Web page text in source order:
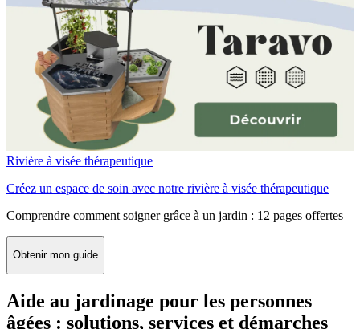
Rivière à visée thérapeutique
Créez un espace de soin avec notre rivière à visée thérapeutique
Comprendre comment soigner grâce à un jardin : 12 pages offertes
Obtenir mon guide
Aide au jardinage pour les personnes
âgées : solutions, services et démarches